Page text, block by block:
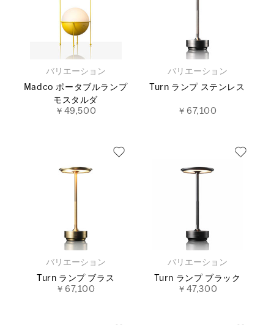
バリエーション
Madco ポータブルランプ
モスタルダ
￥49,500
バリエーション
Turn ランプ ステンレス
￥67,100
バリエーション
Turn ランプ ブラス
￥67,100
バリエーション
Turn ランプ ブラック
￥47,300